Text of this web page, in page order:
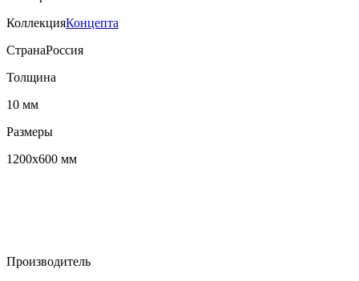
КоллекцияКонцепта
СтранаРоссия
Толщина
10 мм
Размеры
1200х600 мм
Производитель